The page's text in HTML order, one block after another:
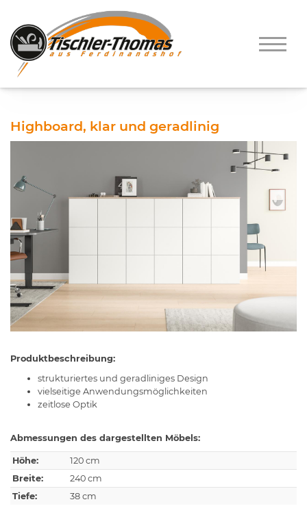
Highboard, klar und geradlinig
Produktbeschreibung:
strukturiertes und geradliniges Design
vielseitige Anwendungsmöglichkeiten
zeitlose Optik
Abmessungen des dargestellten Möbels:
Höhe:
120 cm
Breite:
240 cm
Tiefe:
38 cm